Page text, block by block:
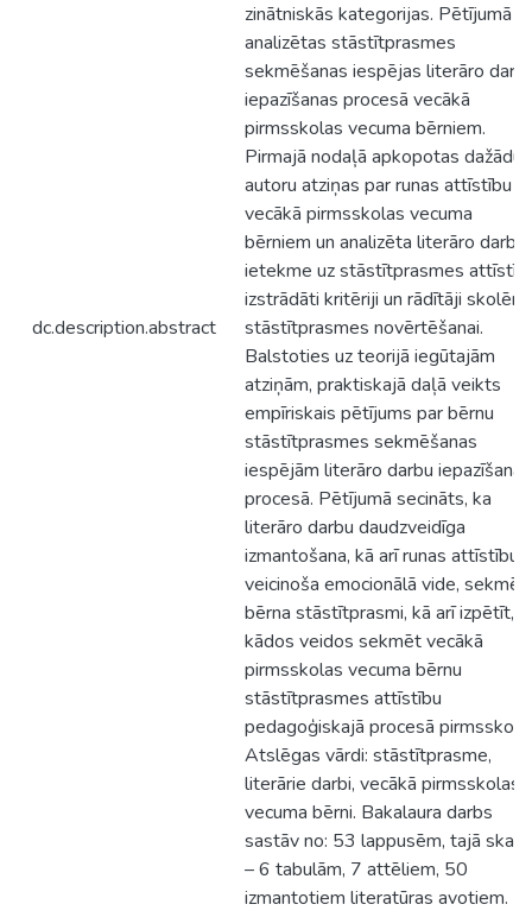
dc.description.abstract
zinātniskās kategorijas. Pētījumā
analizētas stāstītprasmes
sekmēšanas iespējas literāro
iepazīšanas procesā vecākā
pirmsskolas vecuma bērniem.
Pirmajā nodaļā apkopotas dažādu
autoru atziņas par runas attīstību
vecākā pirmsskolas vecuma
bērniem un analizēta literāro darbu
ietekme uz stāstītprasmes
izstrādāti kritēriji un rādītāji skolēnu
stāstītprasmes novērtēšanai.
Balstoties uz teorijā iegūtajām
atziņām, praktiskajā daļā veikts
empīriskais pētījums par bērnu
stāstītprasmes sekmēšanas
iespējām literāro darbu iepazīšanas
procesā. Pētījumā secināts, ka
literāro darbu daudzveidīga
izmantošana, kā arī runas attīstību
veicinoša emocionālā vide, sekmē
bērna stāstītprasmi, kā arī izpētīt,
kādos veidos sekmēt vecākā
pirmsskolas vecuma bērnu
stāstītprasmes attīstību
pedagoģiskajā procesā pirmsskolā.
Atslēgas vārdi: stāstītprasme,
literārie darbi, vecākā pirmsskolas
vecuma bērni. Bakalaura darbs
sastāv no: 53 lappusēm, tajā
– 6 tabulām, 7 attēliem, 50
izmantotiem literatūras avotiem.